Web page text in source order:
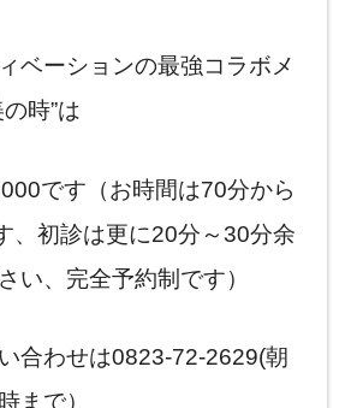
ベーションの最強コラボメ
時”は
です（お時間は70分から
、初診は更に20分～30分余
い、完全予約制です）
合わせは0823-72-2629(朝
まで）